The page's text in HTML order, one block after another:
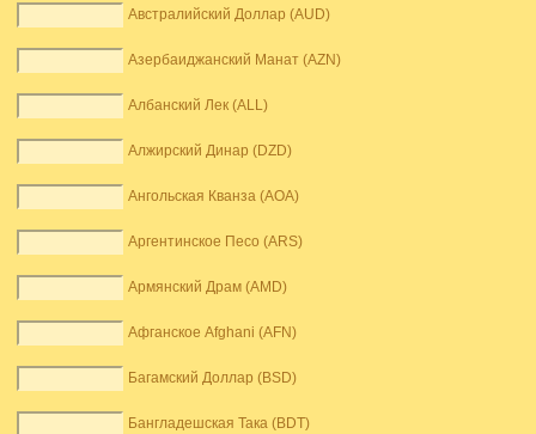
Австралийский Доллар (AUD)
Азербаиджанский Манат (AZN)
Албанский Лек (ALL)
Алжирский Динар (DZD)
Ангольская Кванза (AOA)
Аргентинское Песо (ARS)
Армянский Драм (AMD)
Афганское Afghani (AFN)
Багамский Доллар (BSD)
Бангладешская Така (BDT)